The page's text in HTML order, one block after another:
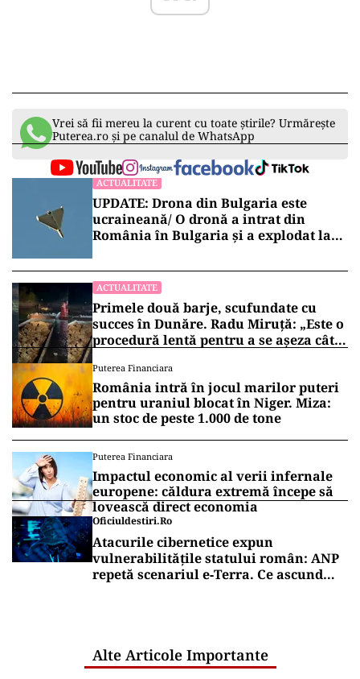
Vrei să fii mereu la curent cu toate știrile? Urmărește
Puterea.ro și pe canalul de WhatsApp
ACTUALITATE
UPDATE: Drona din Bulgaria este
ucraineană/ O dronă a intrat din
România în Bulgaria şi a explodat la
ACTUALITATE
Primele două barje, scufundate cu
succes în Dunăre. Radu Miruță: „Este o
procedură lentă pentru a se așeza cât
Puterea Financiara
România intră în jocul marilor puteri
pentru uraniul blocat în Niger. Miza:
un stoc de peste 1.000 de tone
Puterea Financiara
Impactul economic al verii infernale
europene: căldura extremă începe să
lovească direct economia
Oficiuldestiri.ro
Atacurile cibernetice expun
vulnerabilitățile statului român: ANP
repetă scenariul e‑Terra. Ce ascund
Alte Articole Importante